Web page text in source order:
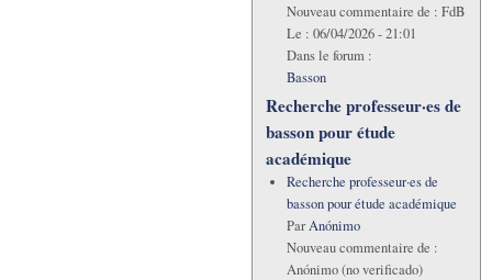
Nouveau commentaire de : FdB
Le : 06/04/2026 - 21:01
Dans le forum :
Basson
Recherche professeur·es de
basson pour étude
académique
Recherche professeur·es de
basson pour étude académique
ParAnónimo
Nouveau commentaire de :
Anónimo (no verificado)